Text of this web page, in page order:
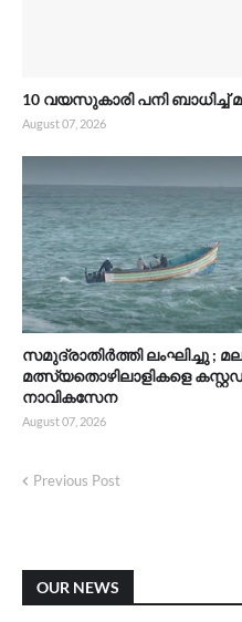
10 വയസുകാരി പനി ബാധിച്ച്
August 07, 2026
സമുദ്രാതിർത്തി ലംഘിച്ചു ;
മത്സ്യതൊഴിലാളികളെ
നാവികസേന
August 07, 2026
Previous Post
OUR NEWS